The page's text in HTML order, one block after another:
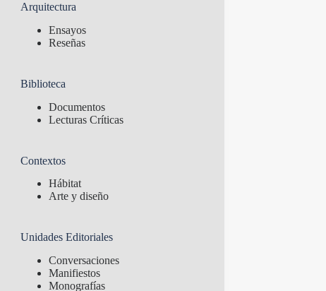
Arquitectura
Ensayos
Reseñas
Biblioteca
Documentos
Lecturas Críticas
Contextos
Hábitat
Arte y diseño
Unidades Editoriales
Conversaciones
Manifiestos
Monografías